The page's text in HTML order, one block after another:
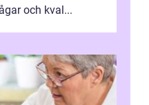
och kval...